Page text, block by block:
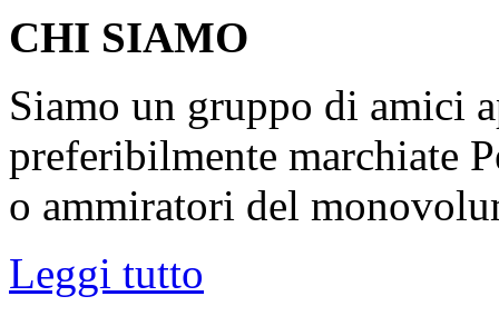
CHI SIAMO
Siamo un gruppo di amici
preferibilmente marchiate
o ammiratori del
Leggi tutto